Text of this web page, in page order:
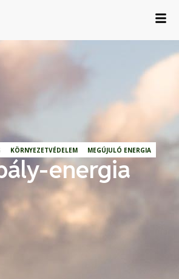
KÖRNYEZETVÉDELEM MEGÚJULÓ ENERGIA
energia